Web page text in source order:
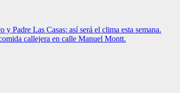
Padre Las Casas: así será el clima esta semana.
callejera en calle Manuel Montt.